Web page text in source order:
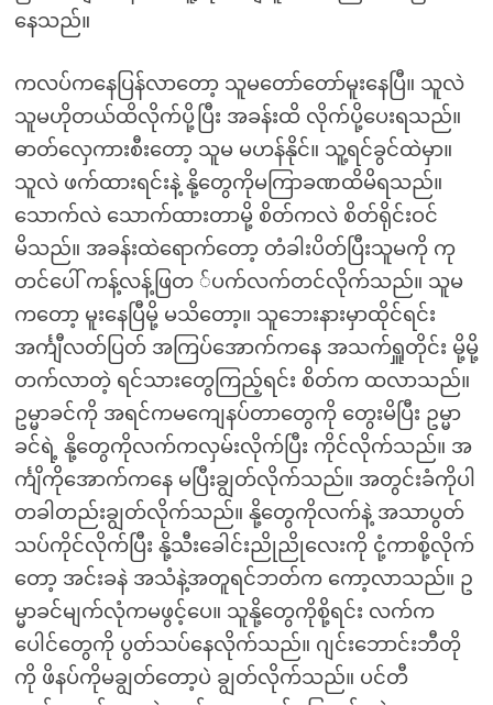
နေသည်။
ကလပ်ကနေပြန်လာတော့ သူမတော်တော်မူးနေပြီ။ သူလဲ
သူမဟိုတယ်ထိလိုက်ပို့ပြီး အခန်းထိ လိုက်ပို့ပေးရသည်။
ဓာတ်လှေကားစီးတော့ သူမ မဟန်နိုင်။ သူ့ရင်ခွင်ထဲမှာ။
သူလဲ ဖက်ထားရင်းနဲ့ နို့တွေကိုမကြာခဏထိမိရသည်။
သောက်လဲ သောက်ထားတာမို့ စိတ်ကလဲ စိတ်ရိုင်းဝင်
မိသည်။ အခန်းထဲရောက်တော့ တံခါးပိတ်ပြီးသူမကို ကု
တင်ပေါ် ကန့်လန့်ဖြတ ်ပက်လက်တင်လိုက်သည်။ သူမ
ကတော့ မူးနေပြီမို့ မသိတော့။ သူဘေးနားမှာထိုင်ရင်း
အင်္ကျီလတ်ပြတ် အကြပ်အောက်ကနေ အသက်ရှူတိုင်း မို့မို့
တက်လာတဲ့ ရင်သားတွေကြည့်ရင်း စိတ်က ထလာသည်။
ဥမ္မာခင်ကို အရင်ကမကျေနပ်တာတွေကို တွေးမိပြီး ဥမ္မာ
ခင်ရဲ့ နို့တွေကိုလက်ကလှမ်းလိုက်ပြီး ကိုင်လိုက်သည်။ အ
င်္ကျိကိုအောက်ကနေ မပြီးချွတ်လိုက်သည်။ အတွင်းခံကိုပါ
တခါတည်းချွတ်လိုက်သည်။ နို့တွေကိုလက်နဲ့ အသာပွတ်
သပ်ကိုင်လိုက်ပြီး နို့သီးခေါင်းညိုညိုလေးကို ငုံ့ကာစို့လိုက်
တော့ အင်းခနဲ အသံနဲ့အတူရင်ဘတ်က ကော့လာသည်။ ဥ
မ္မာခင်မျက်လုံကမဖွင့်ပေ။ သူနို့တွေကိုစို့ရင်း လက်က
ပေါင်တွေကို ပွတ်သပ်နေလိုက်သည်။ ဂျင်းဘောင်းဘီတို
ကို ဖိနပ်ကိုမချွတ်တော့ပဲ ချွတ်လိုက်သည်။ ပင်တီ